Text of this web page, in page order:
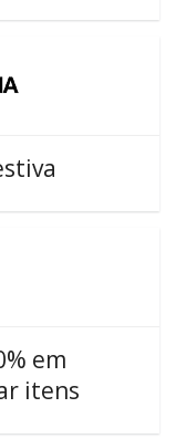
em
itens